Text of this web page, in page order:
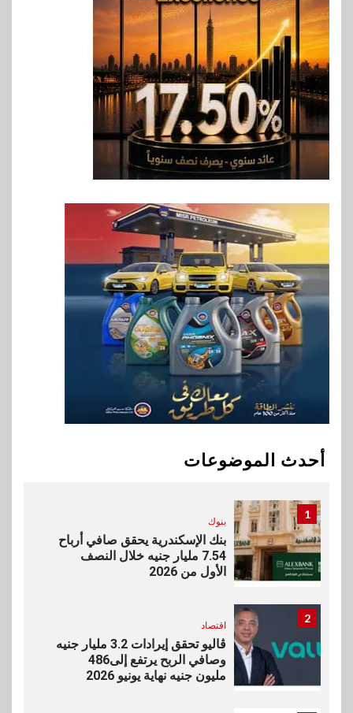
أحدث الموضوعات
حماقي يشعل سعادة ساحل في
رأس الحكمة.. وبوسي مفاجأة
الحفل
7
اقتصاد
وزيرا التخطيط والبترول يبحثان
جهود تحقيق أمن الطاقة
ارتفاع أسعار النفط مع تصاعد
المخاوف بشأن مستقبل الملاحة
في مضيق هرمز
9 بنوك
البنك الزراعي يكرم موظفيه
المتميزين بعد تحقيق نتائج قياسية
بالقروض الشخصية خلال الربع
الأول 2026
بنوك
يورو صافي ربح في النصف الأول
2026
1
بنوك
بنك الإسكندرية يحقق صافي أرباح
7.54 مليار جنيه خلال النصف
الأول من 2026
2
اقتصاد
ڤاليو تحقق إيرادات 3.2 مليار جنيه
وصافي الربح يرتفع إلى486
مليون جنيه نهاية يونيو 2026